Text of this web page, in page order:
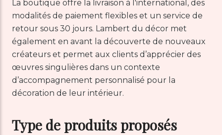
La boutique offre la livraison à l'international, des
modalités de paiement flexibles et un service de
retour sous 30 jours. Lambert du décor met
également en avant la découverte de nouveaux
créateurs et permet aux clients d’apprécier des
œuvres singulières dans un contexte
d’accompagnement personnalisé pour la
décoration de leur intérieur.
Type de produits proposés